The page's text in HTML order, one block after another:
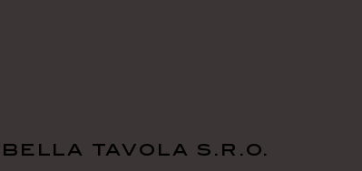
bella tavola s.r.o.